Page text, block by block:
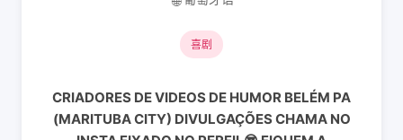
喜剧
CRIADORES DE VIDEOS DE HUMOR BELÉM PA
(MARITUBA CITY) DIVULGAÇÕES CHAMA NO